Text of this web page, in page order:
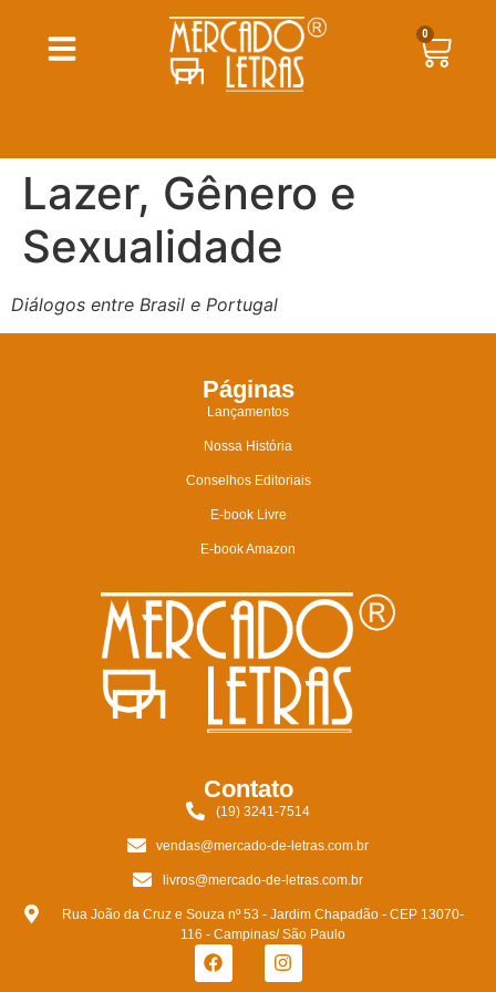
0
Lazer, Gênero e
Sexualidade
Diálogos entre Brasil e Portugal
Páginas
Lançamentos
Nossa História
Conselhos Editoriais
E-book Livre
E-book Amazon
Contato
(19) 3241-7514
vendas@mercado-de-letras.com.br
livros@mercado-de-letras.com.br
Rua João da Cruz e Souza nº 53 - Jardim Chapadão - CEP 13070-
116 - Campinas/ São Paulo